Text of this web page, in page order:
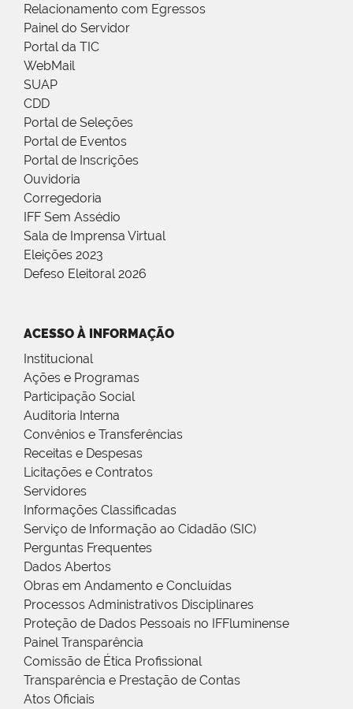
Relacionamento com Egressos
Painel do Servidor
Portal da TIC
WebMail
SUAP
CDD
Portal de Seleções
Portal de Eventos
Portal de Inscrições
Ouvidoria
Corregedoria
IFF Sem Assédio
Sala de Imprensa Virtual
Eleições 2023
Defeso Eleitoral 2026
ACESSO À INFORMAÇÃO
Institucional
Ações e Programas
Participação Social
Auditoria Interna
Convênios e Transferências
Receitas e Despesas
Licitações e Contratos
Servidores
Informações Classificadas
Serviço de Informação ao Cidadão (SIC)
Perguntas Frequentes
Dados Abertos
Obras em Andamento e Concluídas
Processos Administrativos Disciplinares
Proteção de Dados Pessoais no IFFluminense
Painel Transparência
Comissão de Ética Profissional
Transparência e Prestação de Contas
Atos Oficiais